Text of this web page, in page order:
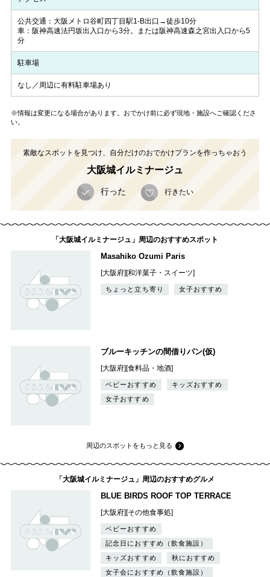
公共交通：大阪メトロ谷町四丁目駅1-B出口→徒歩10分
車：阪神高速法円坂出入口から3分。または阪神高速森之宮出入口から5
分
駐車場
なし／周辺に有料駐車場あり
※情報は変更になる場合があります。おでかけ前に必ず現地・施設へご確認くださ
い。
素敵なスポットを見つけ、自分だけのおでかけプランを作っちゃおう
大阪城イルミナージュ
行った 行きたい
「大阪城イルミナージュ」周辺のおすすめスポット
Masahiko Ozumi Paris
[大阪府][和洋菓子・スイーツ]
ちょっと立ち寄り 女子おすすめ
ブルーキッチンの間借りパン(仮)
[大阪府][食料品・地酒]
ベビーおすすめ
キッズおすすめ
女子おすすめ
周辺のスポットをもっと見る
「大阪城イルミナージュ」周辺のおすすめグルメ
BLUE BIRDS ROOF TOP TERRACE
[大阪府][その他食事処]
ベビーおすすめ
記念日におすすめ（飲食施設）
キッズおすすめ
秋におすすめ
女子会におすすめ（飲食施設）